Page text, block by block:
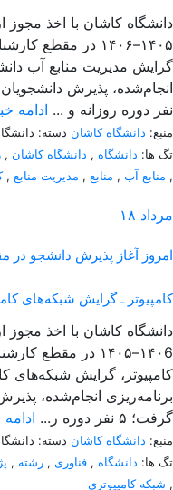
دانشگاه کاشان با اخذ
۱۴۰۵–۱۴۰۶ در
گرایش مدیریت منابع آب
نفر دوره روزانه و ... ادامه
منبع: دانشگاه کاشان دسته:
تگ ها: دانشگاه , دانشگاه کاشان ,
منابع آب , منابع , مدیریت منابع , ,
۱۸ مرداد
امروز آغاز پذیرش دانشجو
کامپیوتر ـ گرایش شبکه‌های
دانشگاه کاشان با اخذ
۱۴۰6–۱۴۰۵ در
کامپیوتر، گرایش شبکه‌های
برنامه‌ریزی انجام‌شده،
گرفت؛ ۵ نفر دوره ر...
ادامه
منبع: دانشگاه کاشان دسته:
تگ ها: دانشگاه , فناوری , رشته ,
شبکه کامپیوتری ,